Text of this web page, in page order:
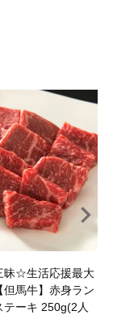
昧☆生活応援最大
但馬牛】赤身ラン
テーキ 250g(2人